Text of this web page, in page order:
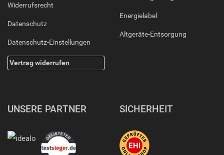
Widerrufsrecht
Datenschutz
Datenschutz-Einstellungen
Vertrag widerrufen
Energielabel
Altgeräte-Entsorgung
UNSERE PARTNER SICHERHEIT